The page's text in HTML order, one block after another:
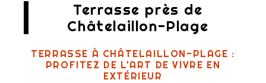
Terrasse près de
Châtelaillon-Plage
TERRASSE À CHÂTELAILLON-PLAGE :
PROFITEZ DE L'ART DE VIVRE EN
EXTÉRIEUR